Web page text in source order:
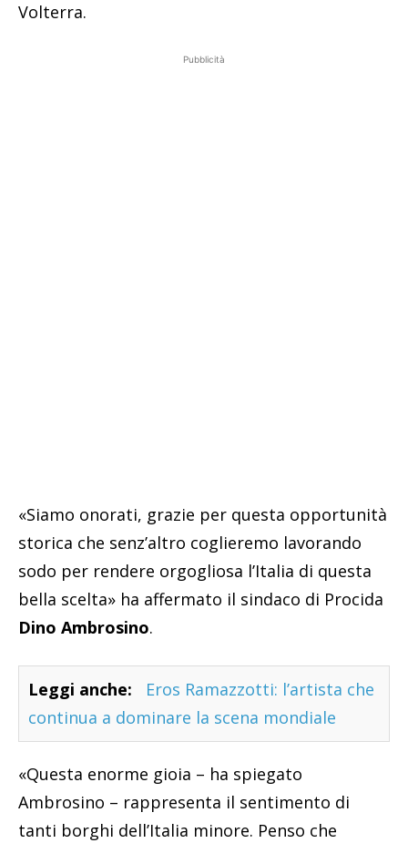
Volterra.
Pubblicità
«Siamo onorati, grazie per questa opportunità
storica che senz’altro coglieremo lavorando
sodo per rendere orgogliosa l’Italia di questa
bella scelta» ha affermato il sindaco di Procida
Dino Ambrosino.
Leggi anche:
Eros Ramazzotti: l’artista che
continua a dominare la scena mondiale
«Questa enorme gioia – ha spiegato
Ambrosino – rappresenta il sentimento di
tanti borghi dell’Italia minore. Penso che